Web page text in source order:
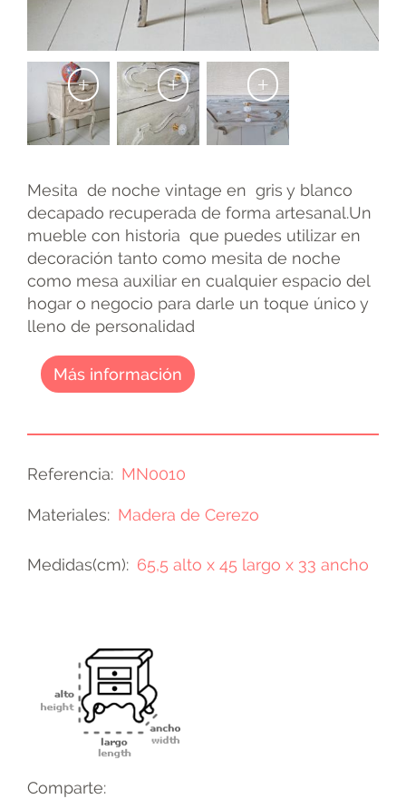
+ + +
Mesita de noche vintage en gris y blanco
decapado recuperada de forma artesanal.Un
mueble con historia que puedes utilizar en
decoración tanto como mesita de noche
como mesa auxiliar en cualquier espacio del
hogar o negocio para darle un toque único y
lleno de personalidad
Más información
Referencia MN0010
Materiales Madera de Cerezo
Medidas(cm) 65,5 alto x 45 largo x 33 ancho
Comparte: